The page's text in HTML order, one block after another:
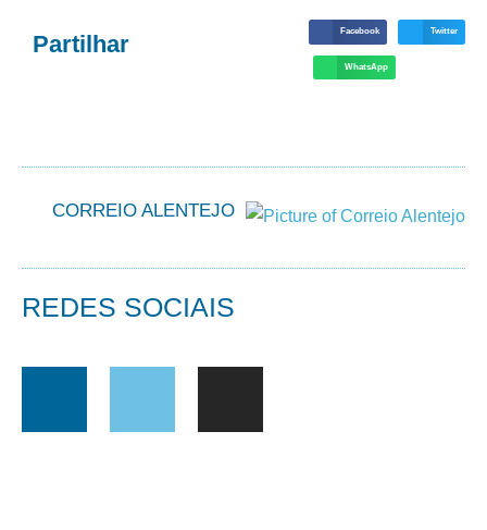
Partilhar Facebook Twitter
WhatsApp
CORREIO ALENTEJO
REDES SOCIAIS